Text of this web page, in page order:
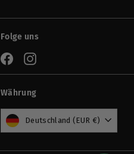
Folge uns
FacebookInstagram
Währung
Deutschland (EUR €)